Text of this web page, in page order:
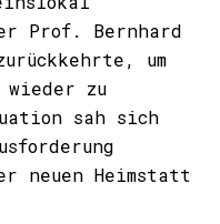
Prof. Bernhard
um
zu
sah sich
neuen Heimstatt